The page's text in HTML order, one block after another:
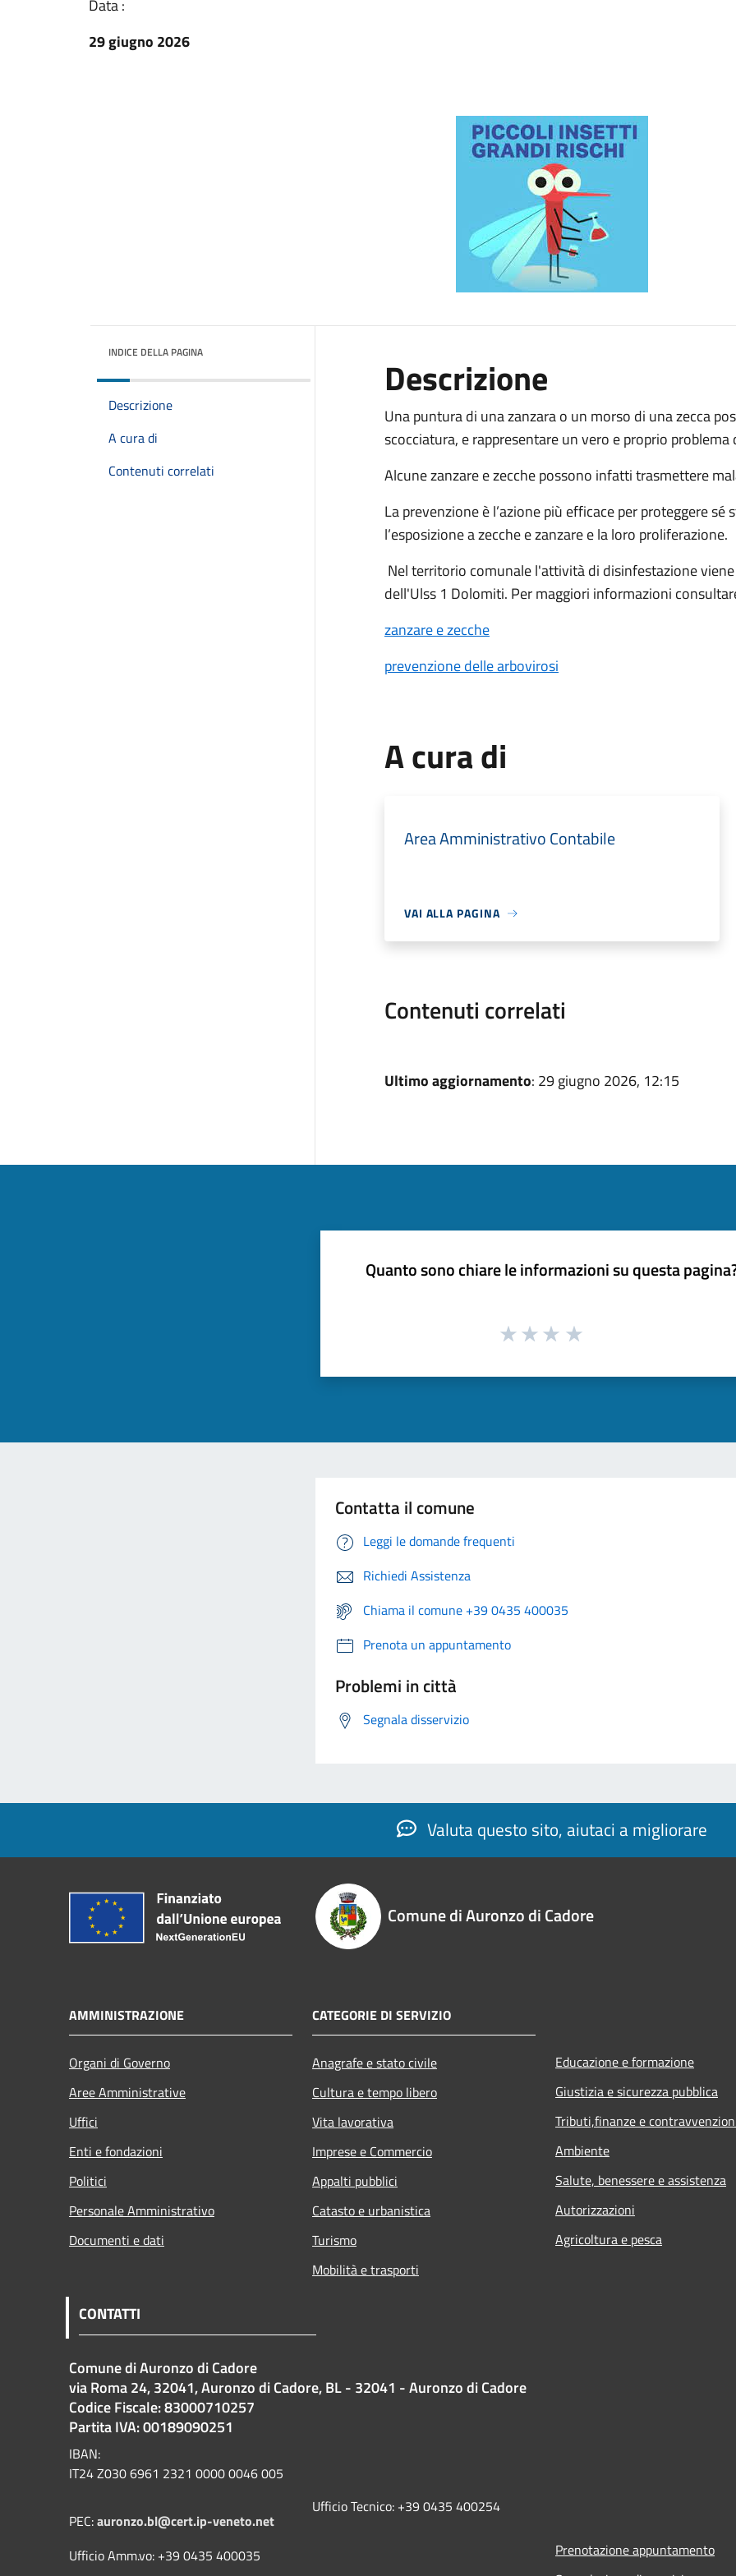
Data :
29 giugno 2026
INDICE DELLA PAGINA
Descrizione
A cura di
Contenuti correlati
Descrizione
Una puntura di una zanzara o un morso di una zecca
scocciatura, e rappresentare un vero e proprio problema
Alcune zanzare e zecche possono infatti trasmettere
La prevenzione è l’azione più efficace per proteggere
l’esposizione a zecche e zanzare e la loro proliferazione.
Nel territorio comunale l'attività di disinfestazione
dell'Ulss 1 Dolomiti. Per maggiori informazioni
zanzare e zecche
prevenzione delle arbovirosi
A cura di
Area Amministrativo Contabile
VAI ALLA PAGINA
Contenuti correlati
Ultimo aggiornamento: 29 giugno 2026, 12:15
Quanto sono chiare le informazioni su questa
Contatta il comune
Leggi le domande frequenti
Richiedi Assistenza
Chiama il comune +39 0435 400035
Prenota un appuntamento
Problemi in città
Segnala disservizio
Valuta questo sito, aiutaci a migliorare
Comune di Auronzo di Cadore
AMMINISTRAZIONE
Organi di Governo
Aree Amministrative
Uffici
Enti e fondazioni
Politici
Personale Amministrativo
Documenti e dati
CATEGORIE DI SERVIZIO
Anagrafe e stato civile
Cultura e tempo libero
Vita lavorativa
Imprese e Commercio
Appalti pubblici
Catasto e urbanistica
Turismo
Mobilità e trasporti
Educazione e formazione
Giustizia e sicurezza pubblica
Tributi,finanze e
Ambiente
Salute, benessere e assistenza
Autorizzazioni
Agricoltura e pesca
CONTATTI
Comune di Auronzo di Cadore
via Roma 24, 32041, Auronzo di Cadore, BL - 32041 - Auronzo di Cadore
Codice Fiscale: 83000710257
Partita IVA: 00189090251
IBAN:
IT24 Z030 6961 2321 0000 0046 005
PEC:auronzo.bl@cert.ip-veneto.net
Ufficio Amm.vo: +39 0435 400035
Ufficio Tecnico: +39 0435 400254
Prenotazione appuntamento